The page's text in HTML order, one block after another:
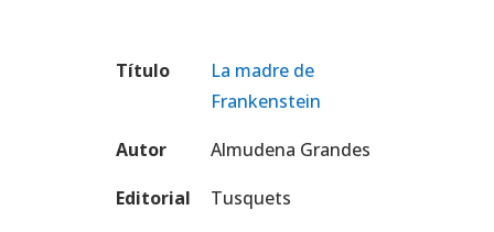
Título
La madre de
Frankenstein
Autor
Almudena Grandes
Editorial
Tusquets